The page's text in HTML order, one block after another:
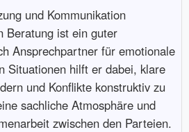
und Kommunikation
Beratung ist ein guter
Ansprechpartner für emotionale
Situationen hilft er dabei, klare
und Konflikte konstruktiv zu
sachliche Atmosphäre und
zwischen den Parteien.